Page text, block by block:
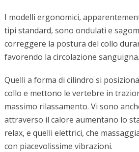
I modelli ergonomici,
tipi standard, sono ondulati e
correggere la postura del collo
favorendo la circolazione sanguigna.
Quelli a forma di cilindro si
collo e mettono le vertebre in
massimo rilassamento. Vi sono
attraverso il calore aumentano lo
relax, e quelli elettrici, che
con piacevolissime vibrazioni.